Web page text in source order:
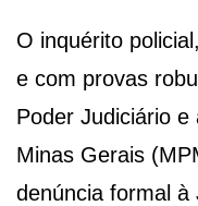
O inquérito
e com provas
Poder Judiciário
Minas Gerais
denúncia formal à